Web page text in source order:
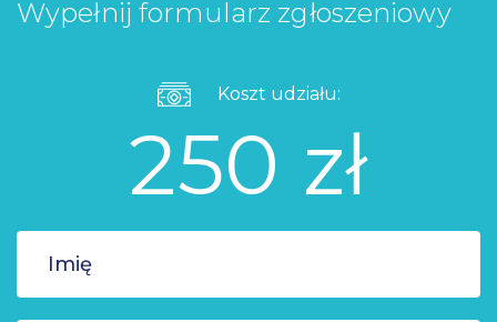
Wypełnij formularz zgłoszeniowy
Koszt udziału:
250 zł